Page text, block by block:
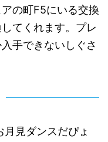
の町F5にいる交換
てくれます。プレ
手できないしぐさ
見ダンスだぴょ